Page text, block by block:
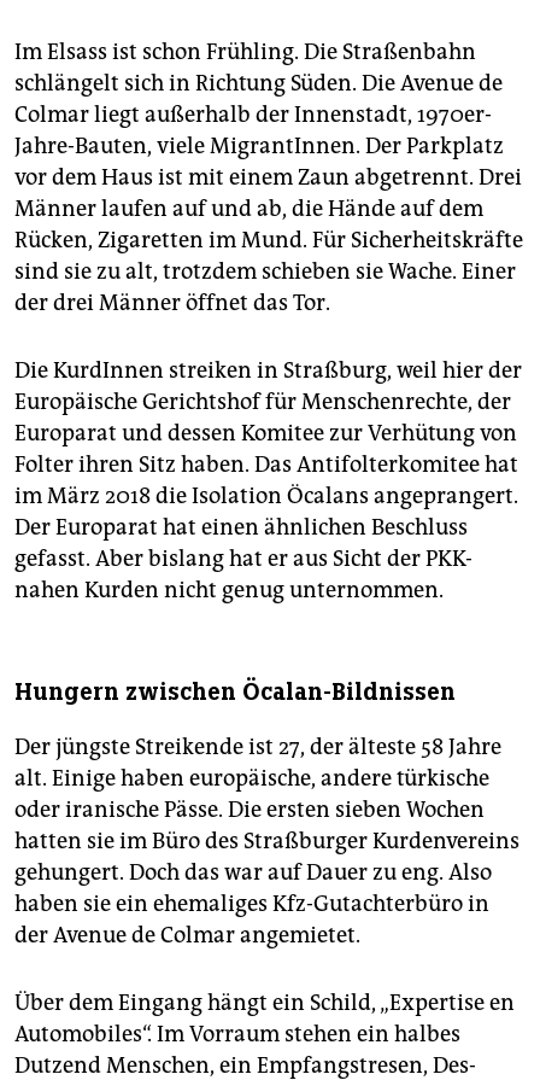
Im Elsass ist schon Frühling. Die Straßenbahn
schlängelt sich in Richtung Süden. Die Avenue de
Colmar liegt außerhalb der Innenstadt, 1970er-
Jahre-Bauten, viele MigrantInnen. Der Parkplatz
vor dem Haus ist mit einem Zaun abgetrennt. Drei
Männer laufen auf und ab, die Hände auf dem
Rücken, Zigaretten im Mund. Für Sicherheitskräfte
sind sie zu alt, trotzdem schieben sie Wache. Einer
der drei Männer öffnet das Tor.
Die KurdInnen streiken in Straßburg, weil hier der
Europäische Gerichtshof für Menschenrechte, der
Europarat und dessen Komitee zur Verhütung von
Folter ihren Sitz haben. Das Antifolterkomitee hat
im März 2018 die Isolation Öcalans angeprangert.
Der Europarat hat einen ähnlichen Beschluss
gefasst. Aber bislang hat er aus Sicht der PKK-
nahen Kurden nicht genug unternommen.
Hungern zwischen Öcalan-Bildnissen
Der jüngste Streikende ist 27, der älteste 58 Jahre
alt. Einige haben europäische, andere türkische
oder iranische Pässe. Die ersten sieben Wochen
hatten sie im Büro des Straßburger Kurdenvereins
gehungert. Doch das war auf Dauer zu eng. Also
haben sie ein ehemaliges Kfz-Gutachterbüro in
der Avenue de Colmar angemietet.
Über dem Eingang hängt ein Schild, „Expertise en
Automobiles“. Im Vorraum stehen ein halbes
Dutzend Menschen, ein Empfangstresen, Des­